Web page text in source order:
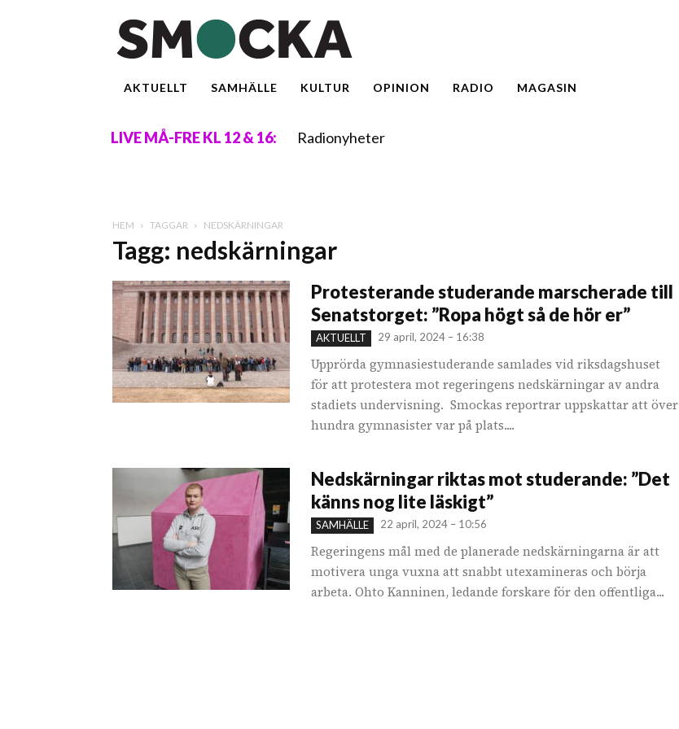
AKTUELLT SAMHÄLLE KULTUR OPINION RADIO MAGASIN
LIVE MÅ-FRE KL 12 & 16: Radionyheter
HEM TAGGAR NEDSKÄRNINGAR
Tagg: nedskärningar
Protesterande studerande marscherade till
Senatstorget: ”Ropa högt så de hör er”
AKTUELLT 29 april, 2024 – 16:38
Upprörda gymnasiestuderande samlades vid riksdagshuset
för att protestera mot regeringens nedskärningar av andra
stadiets undervisning. Smockas reportrar uppskattar att över
hundra gymnasister var på plats....
Nedskärningar riktas mot studerande: ”Det
känns nog lite läskigt”
SAMHÄLLE 22 april, 2024 – 10:56
Regeringens mål med de planerade nedskärningarna är att
motivera unga vuxna att snabbt utexamineras och börja
arbeta. Ohto Kanninen, ledande forskare för den offentliga...